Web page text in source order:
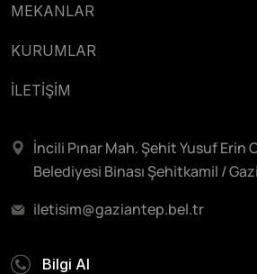
MEKANLAR
KURUMLAR
İLETİŞİM
İncili Pınar Mah. Şehit Yusuf Erin
Belediyesi Binası Şehitkamil /
iletisim@gaziantep.bel.tr
Bilgi Al